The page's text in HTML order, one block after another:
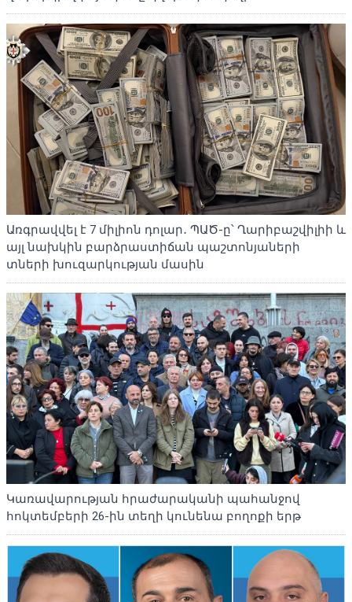
Առգրավվել է 7 միլիոն դոլար․ ՊԱԾ-ը՝ Ղարիբաշվիլիի և
այլ նախկին բարձրաստիճան պաշտոնյաների
տների խուզարկության մասին
Կառավարության հրաժարականի պահանջով
հոկտեմբերի 26-ին տեղի կունենա բողոքի երթ